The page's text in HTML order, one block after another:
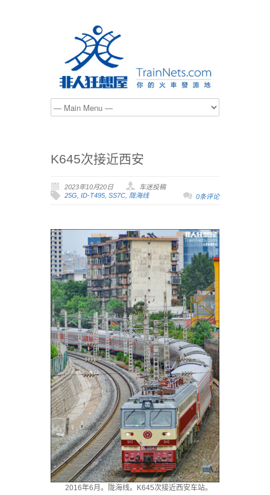
K645次接近西安
2023年10月20日
车迷投稿
25G, ID-T495, SS7C, 陇海线 0条评论
2016年6月。陇海线。K645次接近西安车站。